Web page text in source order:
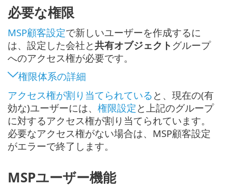
必要な権限
MSP顧客設定で新しいユーザーを作成するに
は、設定した会社と共有オブジェクト グループ
へのアクセス権が必要です。
権限体系の詳細
アクセス権が割り当てられている と、現在の(有
効な)ユーザーには、 権限設定 と上記のグループ
に対するアクセス権が割り当てられています。
必要なアクセス権がない場合は、MSP顧客設定
がエラーで終了します。
MSPユーザー機能